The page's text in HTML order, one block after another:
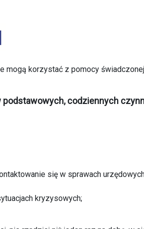
mogą korzystać z pomocy
codziennych
się w sprawach
kryzysowych;